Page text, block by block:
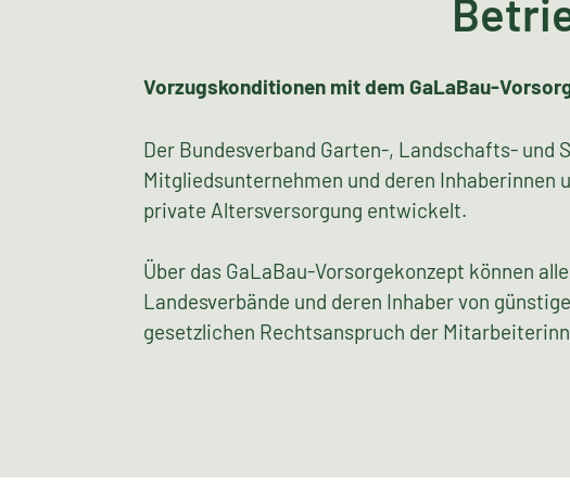
Vorzugskonditionen mit dem GaLaBau-
Der Bundesverband Garten-, Landschafts- und
Mitgliedsunternehmen und deren
private Altersversorgung entwickelt.
Über das GaLaBau-Vorsorgekonzept können
Landesverbände und deren Inhaber von
gesetzlichen Rechtsanspruch der